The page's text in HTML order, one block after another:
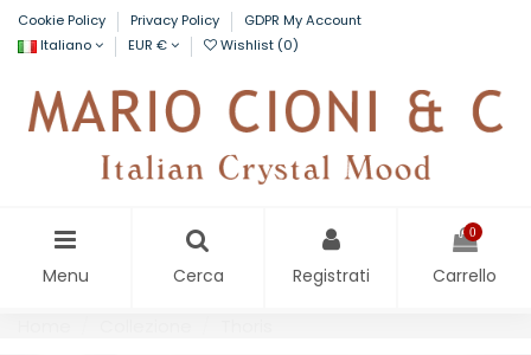
Cookie Policy Privacy Policy
GDPR My Account
Italiano
EUR € Wishlist (0)
Menu Cerca Registrati
0
Carrello